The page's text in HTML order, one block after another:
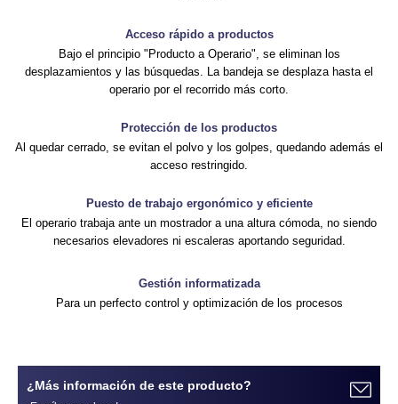
Acceso rápido a productos
Bajo el principio "Producto a Operario", se eliminan los
desplazamientos y las búsquedas. La bandeja se desplaza hasta el
operario por el recorrido más corto.
Protección de los productos
Al quedar cerrado, se evitan el polvo y los golpes, quedando además el
acceso restringido.
Puesto de trabajo ergonómico y eficiente
El operario trabaja ante un mostrador a una altura cómoda, no siendo
necesarios elevadores ni escaleras aportando seguridad.
Gestión informatizada
Para un perfecto control y optimización de los procesos
¿Más información de este producto?